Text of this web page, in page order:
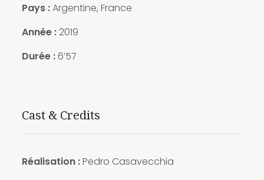
Pays :Argentine, France
Année : 2019
Durée : 6’57
Cast & Credits
Réalisation :Pedro Casavecchia